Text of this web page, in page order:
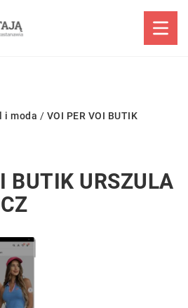
i moda / VOI PER VOI BUTIK
BUTIK URSZULA